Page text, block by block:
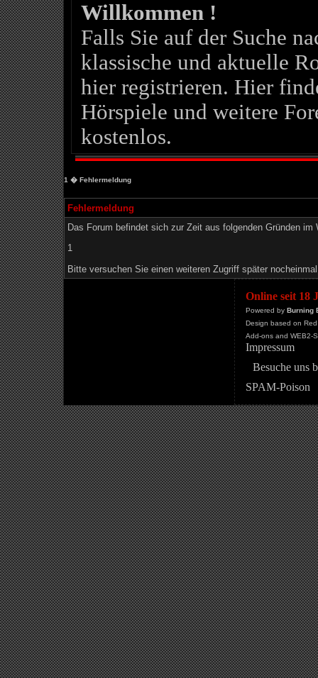
Willkommen !
Falls Sie auf der Suche
klassische und aktuelle
hier registrieren. Hier
Hörspiele und weitere
kostenlos.
1 � Fehlermeldung
Fehlermeldung
Das Forum befindet sich zur Zeit aus folgenden Gründen im
1
Bitte versuchen Sie einen weiteren Zugriff später
Online seit 18
Powered by Burning
Design based on
Add-ons and WEB2-
Impressum
Besuche uns
SPAM-Poison